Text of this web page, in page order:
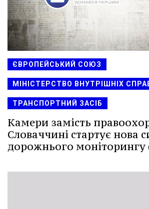
ЄВРОПЕЙСЬКИЙ СОЮЗ
МІНІСТЕРСТВО ВНУТРІШНІХ
ТРАНСПОРТНИЙ ЗАСІБ
Камери замість
Словаччині стартує нова
дорожнього